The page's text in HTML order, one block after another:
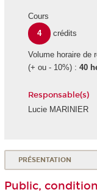
Cours
4
crédits
Volume horaire de
(+ ou - 10%) : 40
Responsable(s)
Lucie MARINIER
PRÉSENTATION
Public,